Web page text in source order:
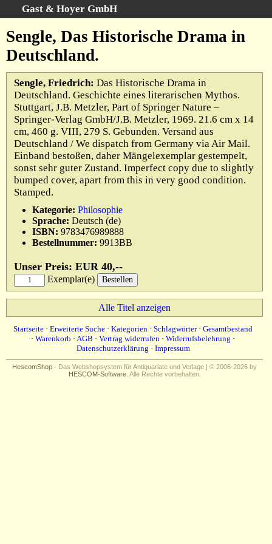
Gast & Hoyer GmbH
Startseite
Kategorien
Schlagwörter
Gesamtbestand
Warenkorb
AGB
Widerruf
Datenschutz
Impressum
Sengle, Das Historische Drama in
Deutschland.
Sengle, Friedrich: Das Historische Drama in
Deutschland. Geschichte eines literarischen Mythos.
Stuttgart, J.B. Metzler, Part of Springer Nature –
Springer-Verlag GmbH/J.B. Metzler, 1969. 21.6 cm x 14
cm, 460 g. VIII, 279 S. Gebunden. Versand aus
Deutschland / We dispatch from Germany via Air Mail.
Einband bestoßen, daher Mängelexemplar gestempelt,
sonst sehr guter Zustand. Imperfect copy due to slightly
bumped cover, apart from this in very good condition.
Stamped.
Kategorie: Philosophie
Sprache: Deutsch (de)
ISBN: 9783476989888
Bestellnummer: 9913BB
Unser Preis: EUR 40,--
Exemplar(e)
Alle Titel anzeigen
Startseite · Erweiterte Suche · Kategorien · Schlagwörter· Gesamtbestand
· Warenkorb · AGB · Vertrag widerrufen · Widerrufsbelehrung ·
Datenschutzerklärung · Impressum
HescomShop - Das Webshopsystem für Antiquariate und Verlage | © 2006-2026 by
HESCOM-Software. Alle Rechte vorbehalten.